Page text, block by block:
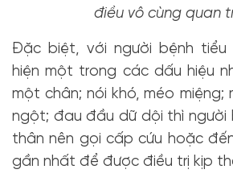
điều vô cùng quan
Đặc biệt, với người bệnh tiểu
hiện một trong các dấu hiệu
một chân; nói khó, méo
ngột; đau đầu dữ dội thì người
thân nên gọi cấp cứu hoặc
gần nhất để được điều trị kịp